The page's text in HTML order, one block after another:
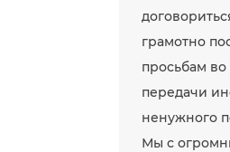
грамотно
просьбам
передачи
ненужного
Мы с